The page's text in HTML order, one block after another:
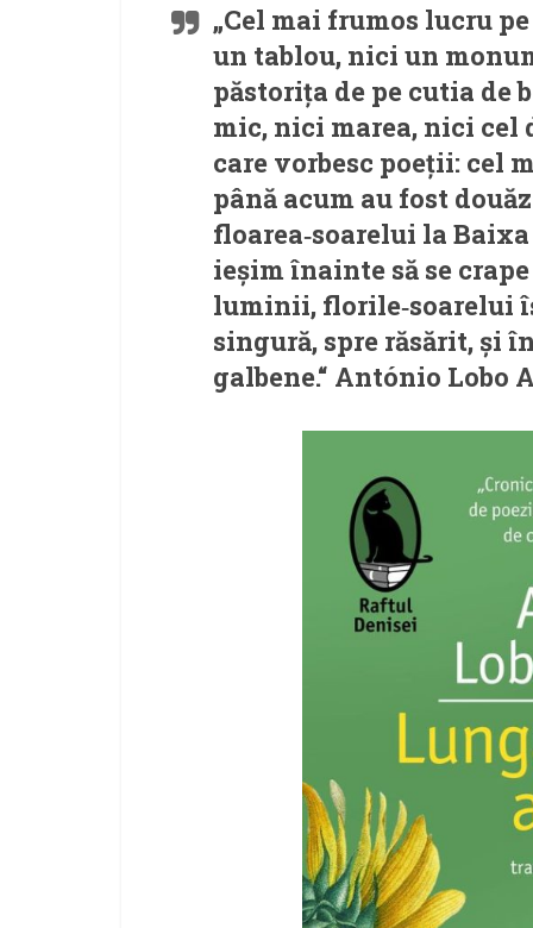
„Cel mai frumos lucru
un tablou, nici un
păstorița de pe cutia de
mic, nici marea, nici cel
care vorbesc poeții: cel
până acum au fost
floarea‑soarelui la
ieșim înainte să se
luminii, florile‑soarelui
singură, spre răsărit, și
galbene.“ António Lobo